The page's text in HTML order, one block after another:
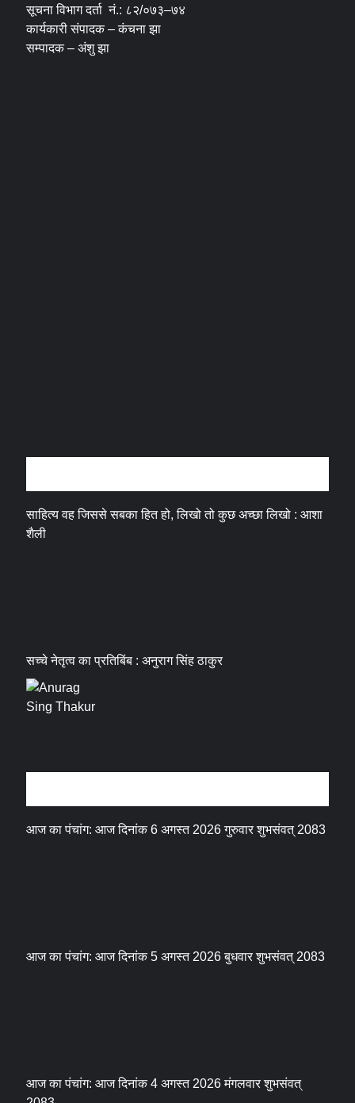
सूचना विभाग दर्ता नं.: ८२/०७३–७४
कार्यकारी संपादक – कंचना झा
सम्पादक – अंशु झा
साहित्य वह जिससे सबका हित हो, लिखो तो कुछ अच्छा लिखो : आशा
शैली
सच्चे नेतृत्व का प्रतिबिंब : अनुराग सिंह ठाकुर
आज का पंचांग: आज दिनांक 6 अगस्त 2026 गुरुवार शुभसंवत् 2083
आज का पंचांग: आज दिनांक 5 अगस्त 2026 बुधवार शुभसंवत् 2083
आज का पंचांग: आज दिनांक 4 अगस्त 2026 मंगलवार शुभसंवत्